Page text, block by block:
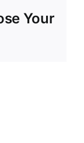
Your